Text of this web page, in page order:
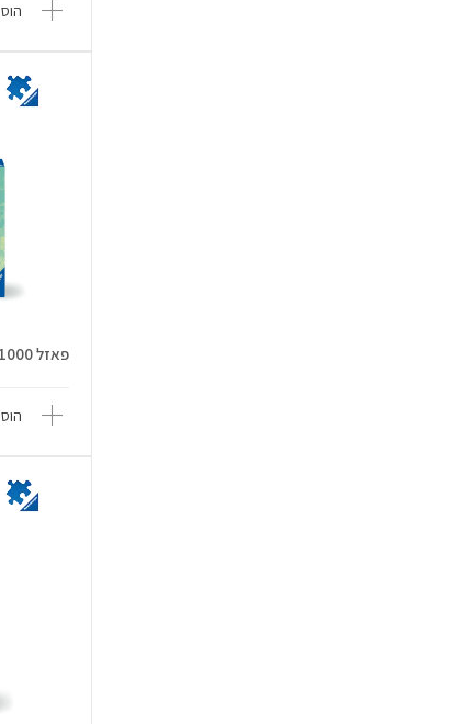
פאזל 1000 חלקים - סטיץ' - ravens...